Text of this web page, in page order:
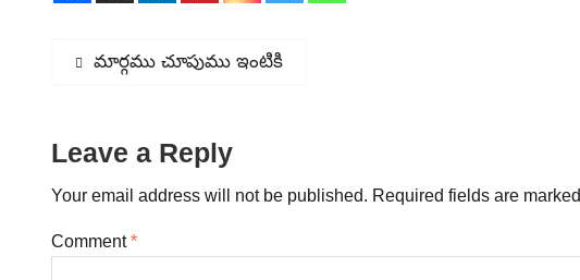
Post
Previous
మార్గము చూపుము ఇంటికి
Leave a Reply
Your email address will not be published. Required fields are marked
Comment*